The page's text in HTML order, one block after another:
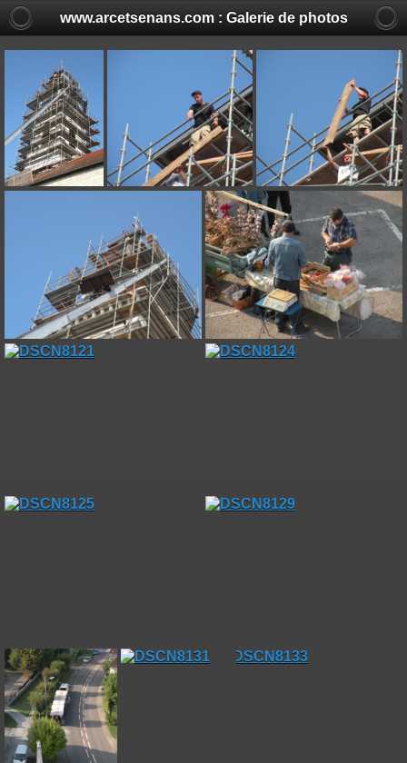
www.arcetsenans.com : Galerie de photos